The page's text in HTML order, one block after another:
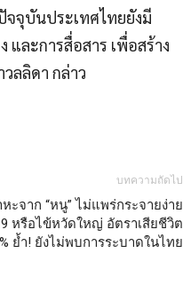
จจุบันประเทศไทยยังมี
และการสื่อสาร เพื่อสร้าง
ลลิดา กล่าว
บทความถัดไป
ะจาก “หนู” ไม่แพร่กระจายง่าย
หรือไข้หวัดใหญ่ อัตราเสียชีวิต
ย้ำ! ยังไม่พบการระบาดในไทย